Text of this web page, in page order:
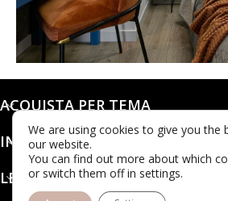
@dashaleo_
ACQUISTA PER TEMA
INFO
LEGALE
We are using cookies to give you the
our website.
You can find out more about which
or switch them off in settings.